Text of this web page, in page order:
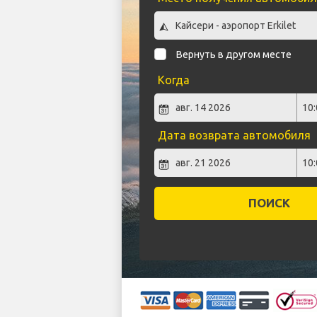
Вернуть в другом месте
Когда
Дата возврата автомобиля
ПОИСК